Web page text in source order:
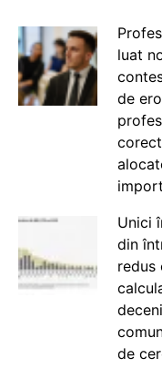
luat
de
Unici
din
redus
de